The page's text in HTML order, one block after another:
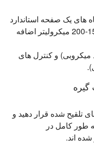
های یک صفحه استاندارد
96 چاهکی با حجم چاه نهایی ~ 150-200 میکرولیتر اضافه
و کنترل های
تلقیح شده قرار دهید و
طور کامل در
اند.